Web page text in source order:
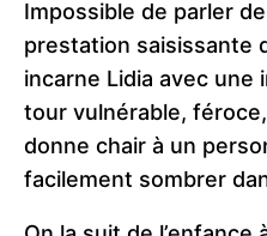
Impossible de parler
prestation saisissante
incarne Lidia avec une
tour vulnérable,
donne chair à un
facilement sombrer